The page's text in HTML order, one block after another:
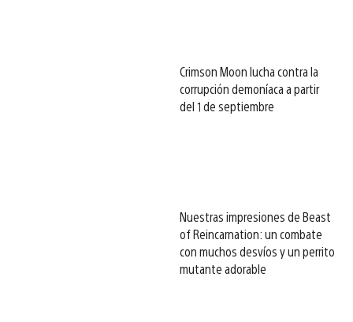
Crimson Moon lucha contra la
corrupción demoníaca a partir
del 1 de septiembre
Nuestras impresiones de Beast
of Reincarnation: un combate
con muchos desvíos y un perrito
mutante adorable